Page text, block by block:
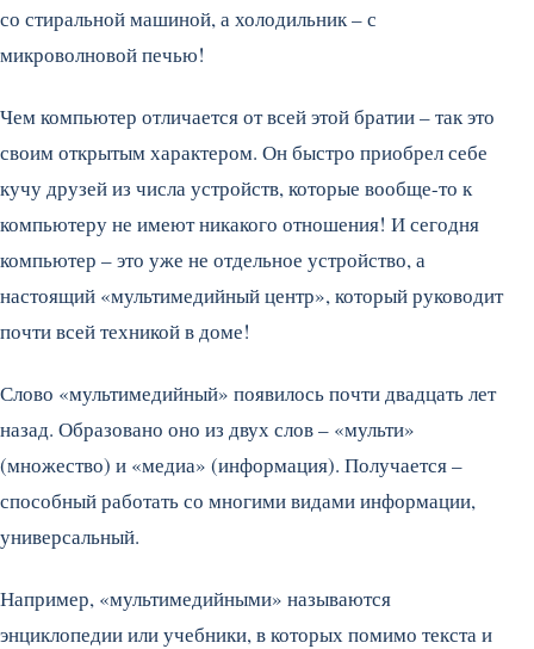
со стиральной машиной, а холодильник – с
микроволновой печью!
Чем компьютер отличается от всей этой братии – так это
своим открытым характером. Он быстро приобрел себе
кучу друзей из числа устройств, которые вообще-то к
компьютеру не имеют никакого отношения! И сегодня
компьютер – это уже не отдельное устройство, а
настоящий «мультимедийный центр», который руководит
почти всей техникой в доме!
Слово «мультимедийный» появилось почти двадцать лет
назад. Образовано оно из двух слов – «мульти»
(множество) и «медиа» (информация). Получается –
способный работать со многими видами информации,
универсальный.
Например, «мультимедийными» называются
энциклопедии или учебники, в которых помимо текста и